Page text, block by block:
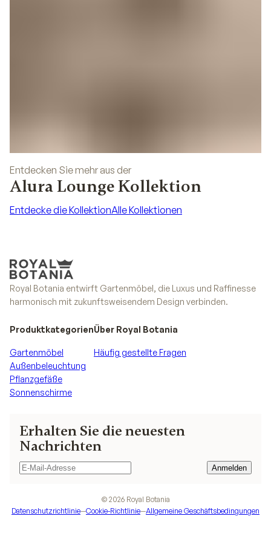
Entdecken Sie mehr aus der
Alura Lounge Kollektion
Entdecke die KollektionAlle Kollektionen
Royal Botania entwirft Gartenmöbel, die Luxus und Raffinesse
harmonisch mit zukunftsweisendem Design verbinden.
Erhalten Sie die neuesten
Nachrichten
Anmelden
Anmelden
Produktkategorien
Gartenmöbel
Außenbeleuchtung
Pflanzgefäße
Sonnenschirme
Über Royal Botania
Häufig gestellte Fragen
© 2026 Royal Botania
Datenschutzrichtlinie—Cookie-Richtlinie—Allgemeine Geschäftsbedingungen